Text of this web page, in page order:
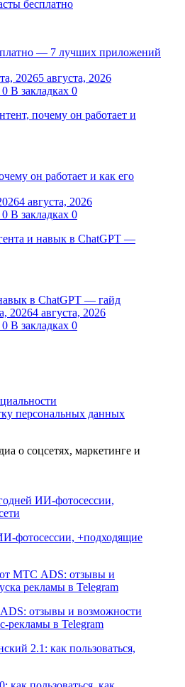
— 7 лучших приложений
20265 августа, 2026
0 В закладках 0
он работает и как его
4 августа, 2026
0 В закладках 0
в ChatGPT — гайд
20264 августа, 2026
0 В закладках 0
персональных данных
о соцсетях, маркетинге и
фотосессии, +подходящие
отзывы и возможности
рекламы в Telegram